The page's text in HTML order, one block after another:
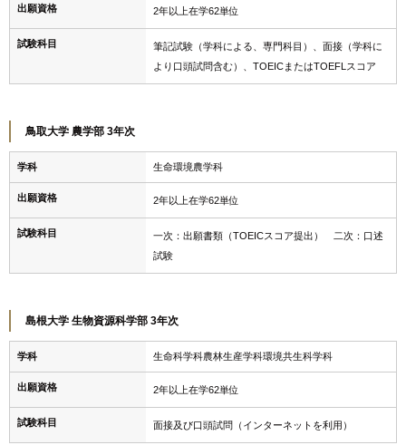
出願資格 2年以上在学62単位
試験科目
筆記試験（学科による、専門科目）、面接（学科に
より口頭試問含む）、TOEICまたはTOEFLスコア
鳥取大学 農学部 3年次
学科 生命環境農学科
出願資格 2年以上在学62単位
試験科目
一次：出願書類（TOEICスコア提出） 二次：口述
試験
島根大学 生物資源科学部 3年次
学科 生命科学科農林生産学科環境共生科学科
出願資格 2年以上在学62単位
試験科目 面接及び口頭試問（インターネットを利用）